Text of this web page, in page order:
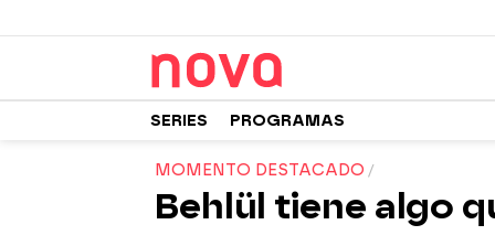
SERIES PROGRAMAS
MOMENTO DESTACADO
Behlül tiene algo